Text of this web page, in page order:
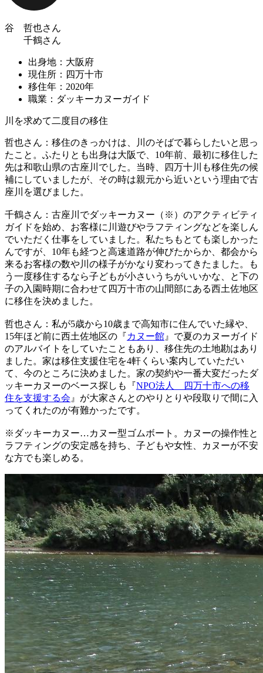
谷 哲也さん
千鶴さん
出身地：大阪府
現住所：四万十市
移住年：2020年
職業：ダッキーカヌーガイド
川を求めて二度目の移住
哲也さん：移住のきっかけは、川のそばで暮らしたいと思っ
たこと。ふたりとも出身は大阪で、10年前、最初に移住した
先は和歌山県の古座川でした。当時、四万十川も移住先の候
補にしていましたが、その時は親元から近いという理由で古
座川を選びました。
千鶴さん：古座川でダッキーカヌー（※）のアクティビティ
ガイドを始め、お客様に川遊びやラフティングなどを楽しん
でいただく仕事をしていました。私たちもとても楽しかった
んですが、10年も経つと高速道路が伸びたからか、都会から
来るお客様の数や川の様子がかなり変わってきたました。も
う一度移住するなら子どもが小さいうちがいいかな、と下の
子の入園時期に合わせて四万十市の山間部にある西土佐地区
に移住を決めました。
哲也さん：私が5歳から10歳まで高知市に住んでいた縁や、
15年ほど前に西土佐地区の『カヌー館 』で夏のカヌーガイド
のアルバイトをしていたこともあり、移住先の土地勘はあり
ました。家は移住支援住宅を4軒くらい案内していただい
て、今のところに決めました。家の契約や一番大変だったダ
ッキーカヌーのベース探しも『NPO法人 四万十市への移
住を支援する会 』が大家さんとのやりとりや段取りで間に入
ってくれたのが有難かったです。
※ダッキーカヌー…カヌー型ゴムボート。カヌーの操作性と
ラフティングの安定感を持ち、子どもや女性、カヌーが不安
な方でも楽しめる。